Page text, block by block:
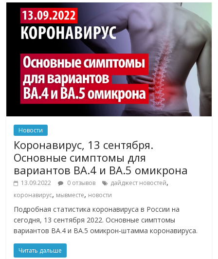
Новости
Коронавирус, 13 сентября.
Основные симптомы для
вариантов BA.4 и BA.5 омикрона
13.09.2022 0 отзывов дайджест новостей,
коронавирус, мывместе, новости
Подробная статистика коронавируса в России на
сегодня, 13 сентября 2022. Основные симптомы
вариантов ВА.4 и ВА.5 омикрон-штамма коронавируса.
Читать дальше